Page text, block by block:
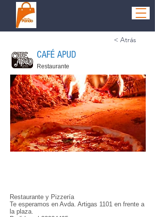
< Atrás
CAFÉ APUD
Restaurante
Restaurante y Pizzería
Te esperamos en Avda. Artigas 1101 en frente a
la plaza.